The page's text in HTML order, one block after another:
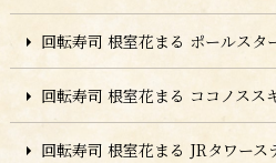
回転寿司 根室花まる ポールスタ
回転寿司 根室花まる ココノスス
回転寿司 根室花まる JRタワース